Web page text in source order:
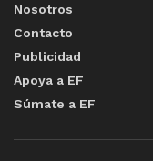
Nosotros
Contacto
Publicidad
Apoya a EF
Súmate a EF